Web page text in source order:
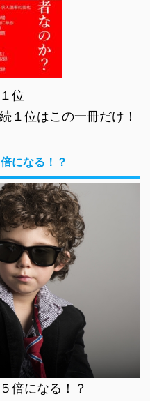
位
１位はこの一冊だけ！
になる！？
倍になる！？